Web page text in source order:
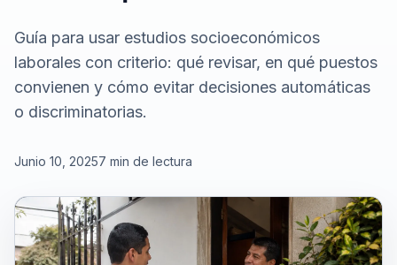
Guía para usar estudios socioeconómicos
laborales con criterio: qué revisar, en qué puestos
convienen y cómo evitar decisiones automáticas
o discriminatorias.
Junio 10, 20257 min de lectura